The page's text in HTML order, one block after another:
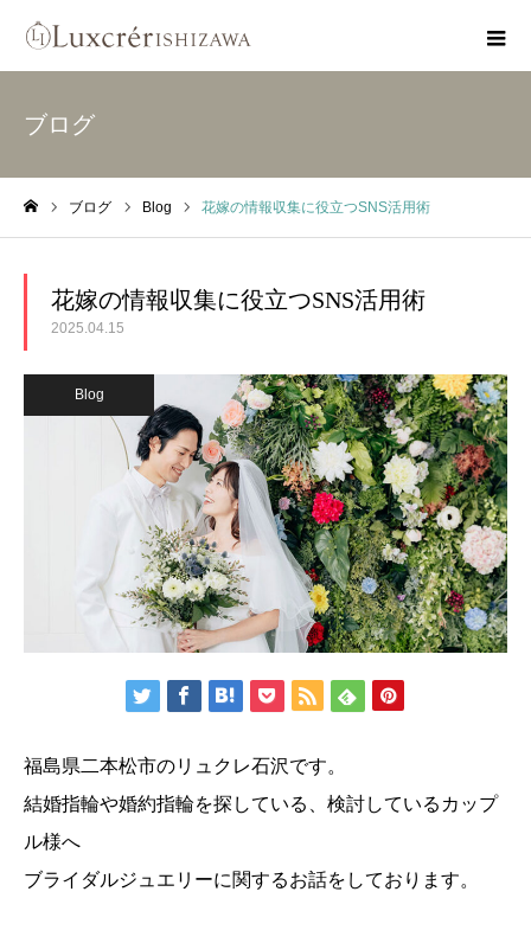
ブログ
ブログ Blog 花嫁の情報収集に役立つSNS活用術
花嫁の情報収集に役立つSNS活用術
2025.04.15
Blog
福島県二本松市のリュクレ石沢です。
結婚指輪や婚約指輪を探している、検討しているカップ
ル様へ
ブライダルジュエリーに関するお話をしております。